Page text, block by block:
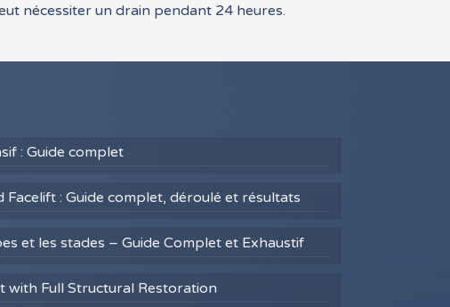
nécessiter un drain pendant 24 heures.
: Guide complet
: Guide complet, déroulé et résultats
et les stades – Guide Complet et Exhaustif
with Full Structural Restoration